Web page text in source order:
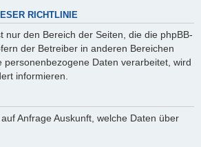
RICHTLINIE
nur den Bereich der Seiten, die die phpBB-
der Betreiber in anderen Bereichen
personenbezogene Daten verarbeitet, wird
informieren.
Anfrage Auskunft, welche Daten über